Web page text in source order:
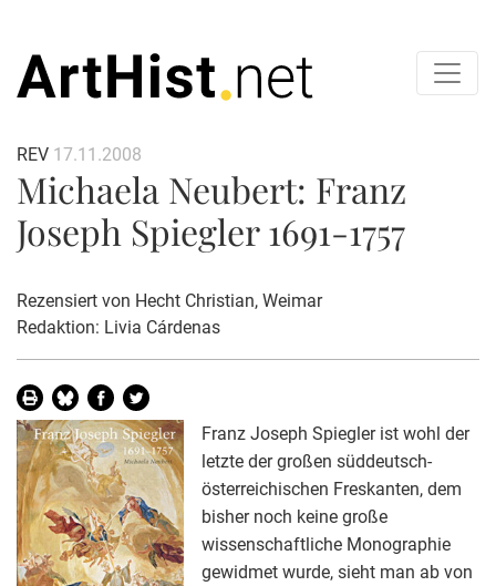
REV 17.11.2008
Michaela Neubert: Franz
Joseph Spiegler 1691-1757
Rezensiert von Hecht Christian, Weimar
Redaktion: Livia Cárdenas
Franz Joseph Spiegler ist wohl der
letzte der großen süddeutsch-
österreichischen Freskanten, dem
bisher noch keine große
wissenschaftliche Monographie
gewidmet wurde, sieht man ab von